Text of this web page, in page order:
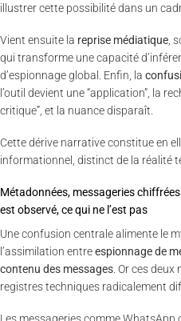
illustrer cette possibilité dans un
Vient ensuite la reprise médiatique ,
qui transforme une capacité
d’espionnage global. Enfin, la
l’outil devient une “application”, la
critique”, et la nuance disparaît.
Cette dérive narrative constitue en
informationnel, distinct de la réalité
Métadonnées, messageries
est observé, ce qui ne l’est pas
Une confusion centrale alimente le
l’assimilation entreespionnage de
contenu des messages . Or ces
registres techniques radicalement